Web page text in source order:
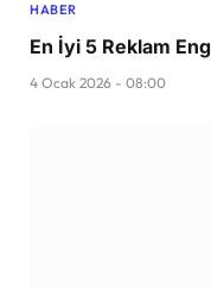
HABER
En İyi 5 Reklam
4 Ocak 2026 - 08:00